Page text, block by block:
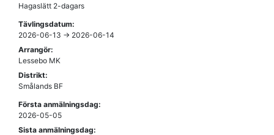
Hagaslätt 2-dagars
Tävlingsdatum:
2026-06-13 -> 2026-06-14
Arrangör:
Lessebo MK
Distrikt:
Smålands BF
Första anmälningsdag:
2026-05-05
Sista anmälningsdag: